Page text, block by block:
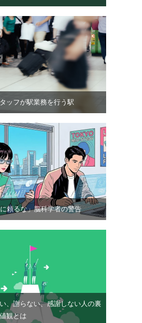
ッフが駅業務を行う駅
に頼るな」脳科学者の警告
、謝らない、感謝しない人の裏
観とは